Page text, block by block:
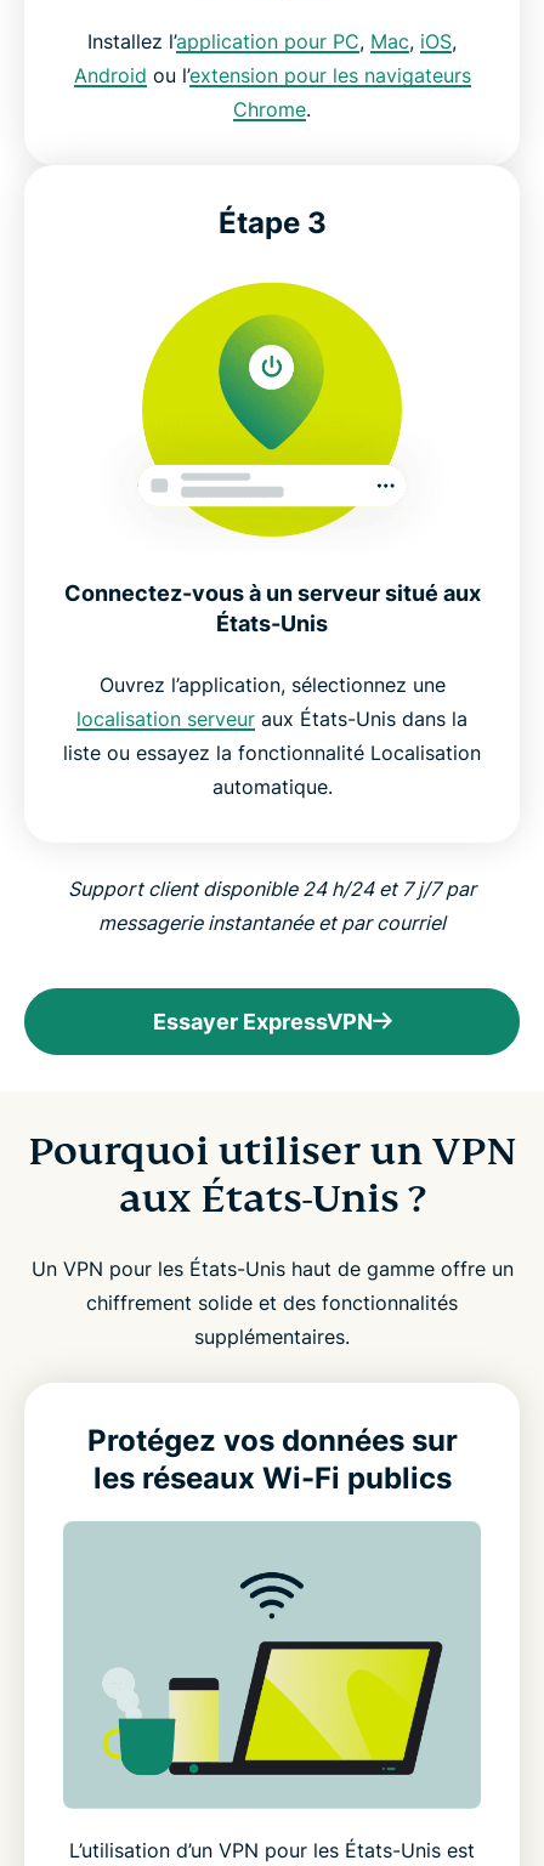
Installez l’application pour PC, Mac, iOS,
Android ou l’extension pour les navigateurs
Chrome.
Étape 3
Connectez-vous à un serveur situé aux
États-Unis
Ouvrez l’application, sélectionnez une
localisation serveur aux États-Unis dans la
liste ou essayez la fonctionnalité Localisation
automatique.
Support client disponible 24 h/24 et 7 j/7 par
messagerie instantanée et par courriel
Essayer ExpressVPN
Pourquoi utiliser un VPN
aux États-Unis ?
Un VPN pour les États-Unis haut de gamme offre un
chiffrement solide et des fonctionnalités
supplémentaires.
Protégez vos données sur
les réseaux Wi-Fi publics
L’utilisation d’un VPN pour les États-Unis est